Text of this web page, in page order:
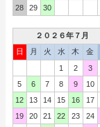
28
29 30
２０２６年７月
日
月 火 水 木 金
1
2 3
5
6 7 8 9 10
12
13 14 15 16 17
19
20 21 22 23 24